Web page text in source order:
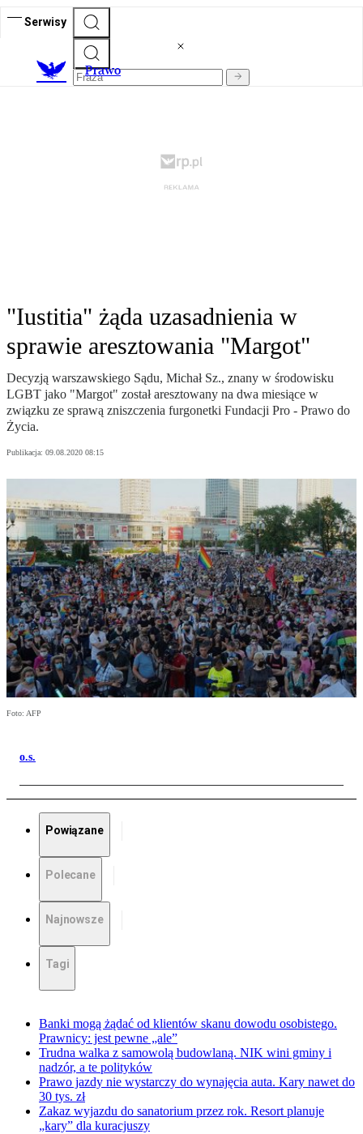
Serwisy
Prawo
"Iustitia" żąda uzasadnienia w
sprawie aresztowania "Margot"
Decyzją warszawskiego Sądu, Michał Sz., znany w środowisku
LGBT jako "Margot" został aresztowany na dwa miesiące w
związku ze sprawą zniszczenia furgonetki Fundacji Pro - Prawo do
Życia.
Publikacja: 09.08.2020 08:15
Foto: AFP
o.s.
Powiązane
Polecane
Najnowsze
Tagi
Banki mogą żądać od klientów skanu dowodu osobistego.
Prawnicy: jest pewne „ale”
Trudna walka z samowolą budowlaną. NIK wini gminy i
nadzór, a te polityków
Prawo jazdy nie wystarczy do wynajęcia auta. Kary nawet do
30 tys. zł
Zakaz wyjazdu do sanatorium przez rok. Resort planuje
„kary” dla kuracjuszy